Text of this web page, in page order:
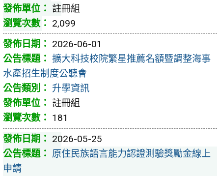
註冊組
2,099
2026-06-01
擴大科技校院繁星推薦名額暨調整海事
水產招生制度公聽會
升學資訊
註冊組
181
2026-05-25
原住民族語言能力認證測驗獎勵金線上
申請